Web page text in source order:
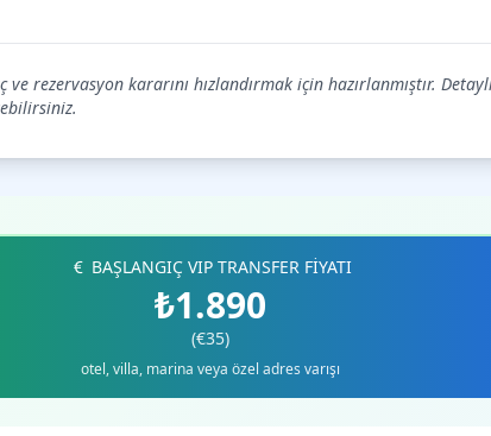
rezervasyon kararını hızlandırmak için hazırlanmıştır.
BAŞLANGIÇ VIP TRANSFER FİYATI
₺1.890
(€35)
otel, villa, marina veya özel adres varışı